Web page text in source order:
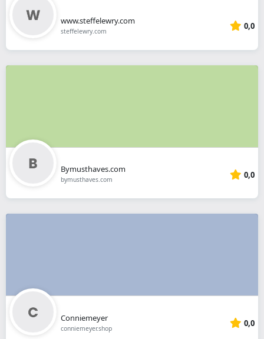
www.steffelewry.com
steffelewry.com 0,0
Bymusthaves.com
bymusthaves.com 0,0
Conniemeyer
conniemeyer.shop 0,0